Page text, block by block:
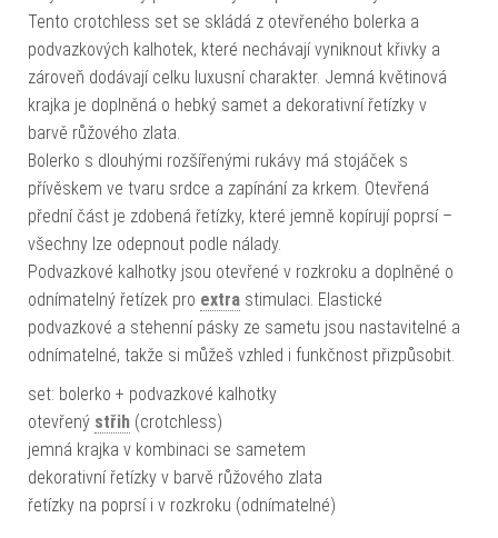
Tento crotchless set se skládá z otevřeného bolerka a
podvazkových kalhotek, které nechávají vyniknout křivky a
zároveň dodávají celku luxusní charakter. Jemná květinová
krajka je doplněná o hebký samet a dekorativní řetízky v
barvě růžového zlata.
Bolerko s dlouhými rozšířenými rukávy má stojáček s
přívěskem ve tvaru srdce a zapínání za krkem. Otevřená
přední část je zdobená řetízky, které jemně kopírují poprsí –
všechny lze odepnout podle nálady.
Podvazkové kalhotky jsou otevřené v rozkroku a doplněné o
odnímatelný řetízek pro extra stimulaci. Elastické
podvazkové a stehenní pásky ze sametu jsou nastavitelné a
odnímatelné, takže si můžeš vzhled i funkčnost přizpůsobit.
set: bolerko + podvazkové kalhotky
otevřený střih (crotchless)
jemná krajka v kombinaci se sametem
dekorativní řetízky v barvě růžového zlata
řetízky na poprsí i v rozkroku (odnímatelné)